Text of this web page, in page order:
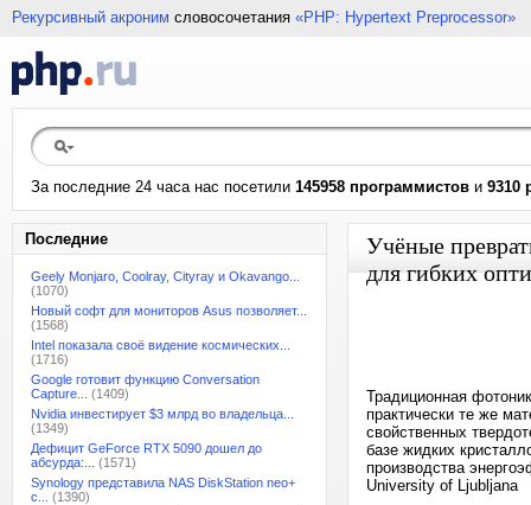
Рекурсивный акроним словосочетания «PHP: Hypertext Preprocessor»
За последние 24 часа нас посетили 145958 программистов и 9310
Последние
Geely Monjaro, Coolray, Cityray и Okavango...
(1070)
Новый софт для мониторов Asus позволяет...
(1568)
Intel показала своё видение космических...
(1716)
Google готовит функцию Conversation
Capture...
(1409)
Nvidia инвестирует $3 млрд во владельца...
(1349)
Дефицит GeForce RTX 5090 дошел до
абсурда:...
(1571)
Synology представила NAS DiskStation neo+
с...
(1390)
Учёные
для гибких
Традиционная
практически те же
свойственных
базе жидких
производства
University of Ljubljana